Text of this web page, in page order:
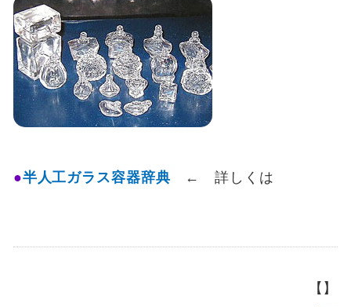
半人工ガラス容器辞典 ← 詳しくは
【】